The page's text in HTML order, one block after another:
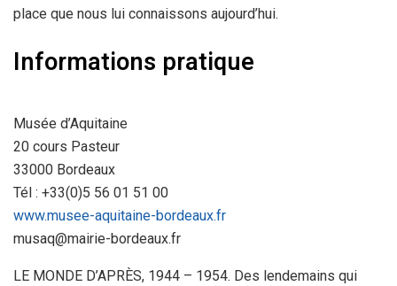
place que nous lui connaissons aujourd’hui.
Informations pratique
Musée d’Aquitaine
20 cours Pasteur
33000 Bordeaux
Tél : +33(0)5 56 01 51 00
www.musee-aquitaine-bordeaux.fr
musaq@mairie-bordeaux.fr
LE MONDE D’APRÈS, 1944 – 1954. Des lendemains qui